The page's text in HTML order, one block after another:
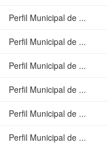
Perfil Municipal de ...
Perfil Municipal de ...
Perfil Municipal de ...
Perfil Municipal de ...
Perfil Municipal de ...
Perfil Municipal de ...